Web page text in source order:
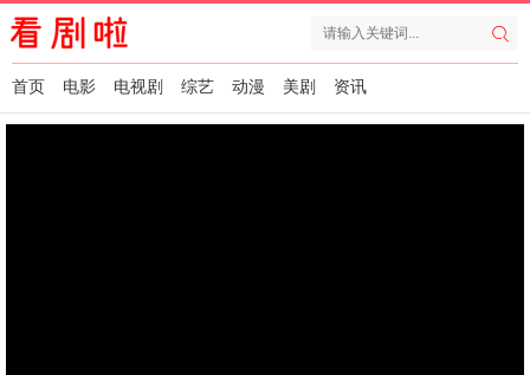
首页 电影 电视剧 综艺 动漫 美剧 资讯